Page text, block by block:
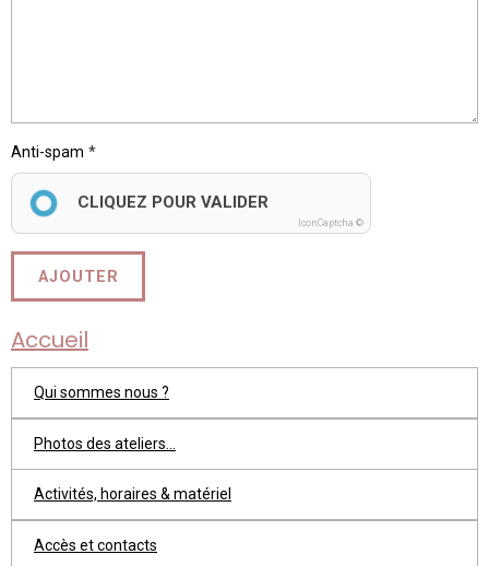
Anti-spam
CLIQUEZ POUR VALIDER
IconCaptcha ©
AJOUTER
Accueil
Qui sommes nous ?
Photos des ateliers...
Activités, horaires & matériel
Accès et contacts